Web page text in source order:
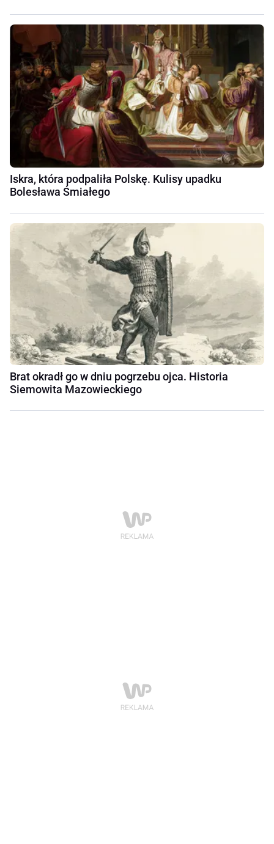
Iskra, która podpaliła Polskę. Kulisy upadku
Bolesława Śmiałego
Brat okradł go w dniu pogrzebu ojca. Historia
Siemowita Mazowieckiego